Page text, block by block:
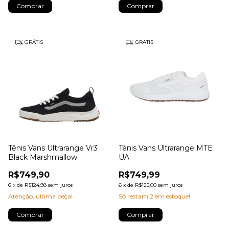
Comprar Comprar
GRÁTIS
Tênis Vans Ultrarange Vr3
Black Marshmallow
R$749,90
6 x de R$124,98 sem juros
Atenção, última peça!
Comprar
GRÁTIS
Tênis Vans Ultrarange MTE
UA
R$749,99
6 x de R$125,00 sem juros
Só restam 2 em estoque!
Comprar